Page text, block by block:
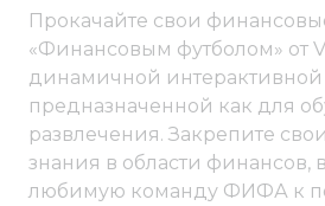
Прокачайте свои
«Финансовым футболом» от
динамичной интерактивной
предназначенной как для
развлечения. Закрепите
знания в области финансов,
любимую команду ФИФА к